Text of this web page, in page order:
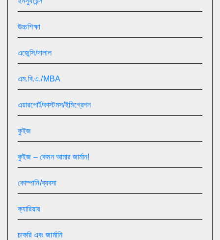
উচ্চশিক্ষা
এজেন্সি/দালাল
এম.বি.এ./MBA
এয়ারপোর্ট/কাস্টমস/ইমিগ্রেশন
কুইজ
কুইজ – কেমন আমার জার্মান!
কোম্পানি/ব্যবসা
ক্যারিয়ার
চাকরি এবং জার্মানি